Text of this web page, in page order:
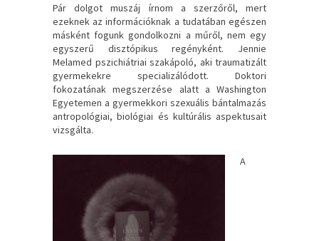
Pár dolgot muszáj írnom a szerzőről, mert
ezeknek az információknak a tudatában egészen
másként fogunk gondolkozni a műről, nem egy
egyszerű disztópikus regényként. Jennie
Melamed pszichiátriai szakápoló, aki traumatizált
gyermekekre specializálódott. Doktori
fokozatának megszerzése alatt a Washington
Egyetemen a gyermekkori szexuális bántalmazás
antropológiai, biológiai és kultúrális aspektusait
vizsgálta.
A